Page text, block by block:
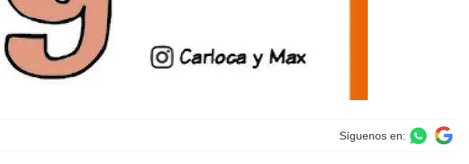
Síguenos en: